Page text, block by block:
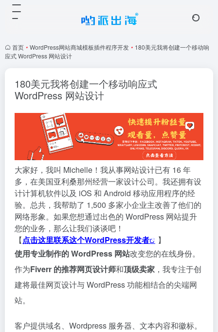
首页 • WordPress网站商城模板插件程序开发 • 180美元我将创建一个移动响
应式 WordPress 网站设计
180美元我将创建一个移动响应式
WordPress 网站设计
大家好，我叫 Michelle！我从事网站设计已有 16 年
多，在美国亚利桑那州经营一家设计公司。我还拥有设
计计算机软件以及 iOS 和 Android 移动应用程序的经
验。总共，我帮助了 1,500 多家小企业主改善了他们的
网络形象。如果您想通过出色的 WordPress 网站提升
您的业务，那么让我们谈谈吧！
【点击这里联系这个WordPress开发者
】
使用专业制作的 WordPress 网站改变您的在线身份。
作为Fiverr 的推荐网页设计师和顶级卖家 ，我专注于创
建将最佳网页设计与 WordPress 功能相结合的尖端网
站。
客户提供域名、Wordpress 服务器、文本内容和徽标。